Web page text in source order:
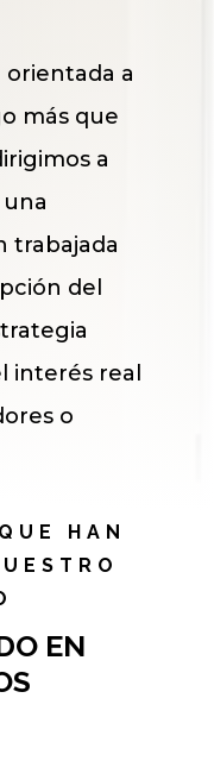
a
más que
a
trabajada
del
interés real
o
HAN
EN